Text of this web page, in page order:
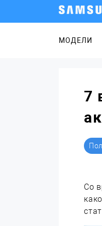
МОДЕЛИ
7
Со